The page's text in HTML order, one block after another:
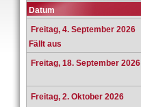
Datum
Freitag, 4. September 2026
Fällt aus
Freitag, 18. September 2026
Freitag, 2. Oktober 2026